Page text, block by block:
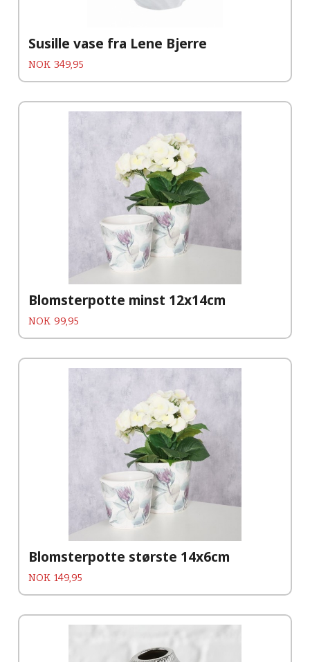
Susille vase fra Lene Bjerre
Pris
NOK 349,95
Blomsterpotte minst 12x14cm
Pris
NOK 99,95
Blomsterpotte største 14x6cm
Pris
NOK 149,95